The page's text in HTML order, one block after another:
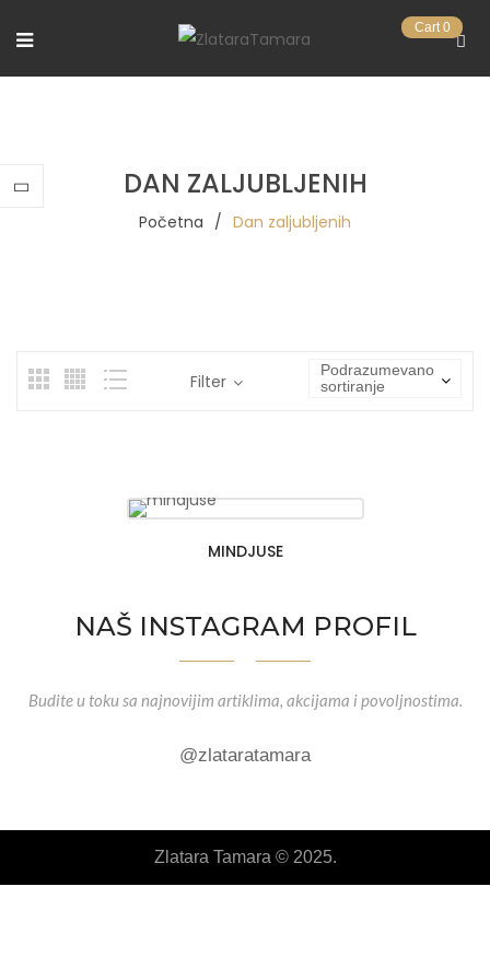
Cart 0
DAN ZALJUBLJENIH
Početna / Dan zaljubljenih
Filter
Podrazumevano
sortiranje
MINDJUSE
NAŠ INSTAGRAM PROFIL
Budite u toku sa najnovijim artiklima, akcijama i povoljnostima.
@zlataratamara
Zlatara Tamara © 2025.